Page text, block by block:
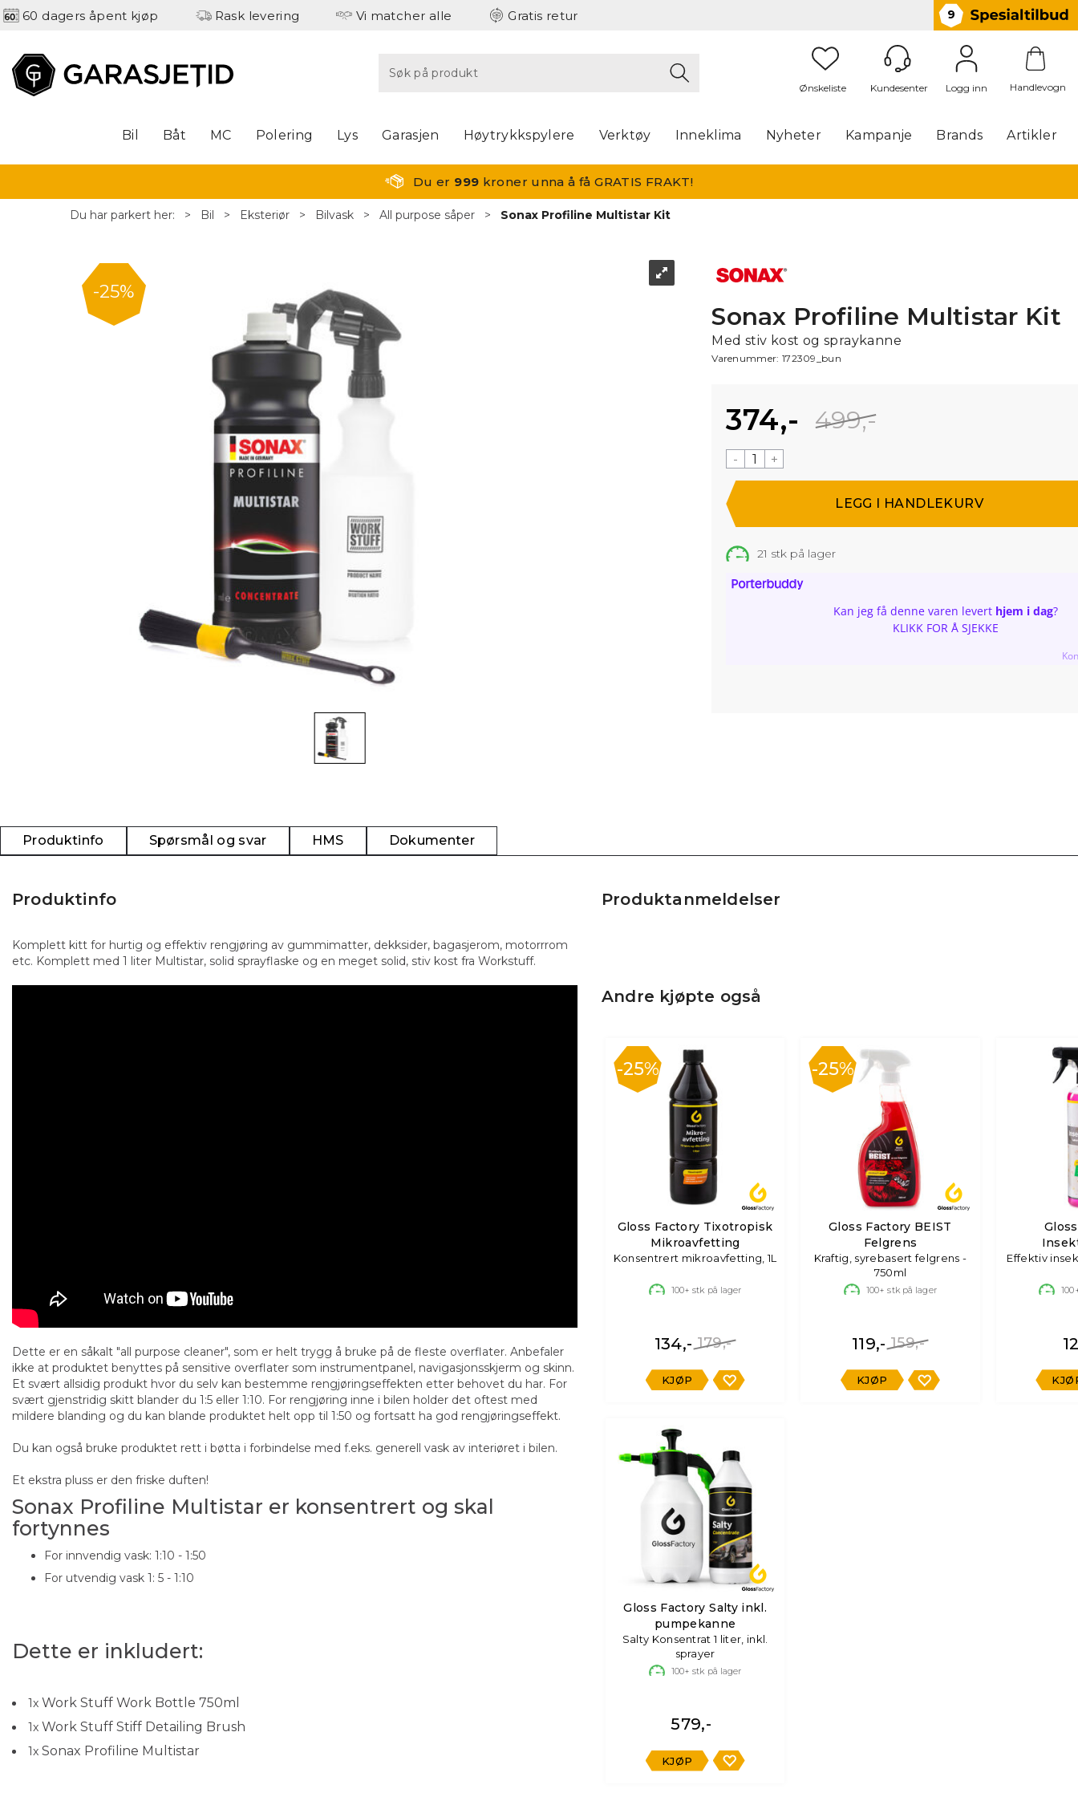
9
60 dagers åpent kjøp Rask levering Vi matcher alle Gratis retur
Logg inn Handlevogn
Bil Båt MC Polering Lys Garasjen Høytrykkspylere Verktøy Inneklima Nyheter Kampanje Brands Artikler
Du er 999 kroner unna å få GRATIS FRAKT!
Du har parkert her: > Bil > Eksteriør > Bilvask > All purpose såper > Sonax Profiline Multistar Kit
25%
Sonax Profiline Multistar Kit
Med stiv kost og spraykanne
Varenummer: 172309_bun
374,- 499,-
- +
21 stk på lager
Kan jeg få denne varen levert hjem i dag?
KLIKK FOR Å SJEKKE
Produktinfo Spørsmål og svar HMS Dokumenter
Produktanmeldelser
Andre kjøpte også
25%
Gloss Factory Tixotropisk
Mikroavfetting
Konsentrert mikroavfetting, 1L
100+ stk på lager
179,-
134,-
KJØP
25%
Gloss Factory BEIST
Felgrens
Kraftig, syrebasert felgrens -
750ml
100+ stk på lager
159,-
119,-
KJØP
Effektiv
Gloss Factory Salty inkl.
pumpekanne
Salty Konsentrat 1 liter, inkl.
sprayer
100+ stk på lager
579,-
KJØP
Produktinfo
Komplett kitt for hurtig og effektiv rengjøring av gummimatter, dekksider, bagasjerom, motorrrom
etc. Komplett med 1 liter Multistar, solid sprayflaske og en meget solid, stiv kost fra Workstuff.
Dette er en såkalt "all purpose cleaner", som er helt trygg å bruke på de fleste overflater. Anbefaler
ikke at produktet benyttes på sensitive overflater som instrumentpanel, navigasjonsskjerm og skinn.
Et svært allsidig produkt hvor du selv kan bestemme rengjøringseffekten etter behovet du har. For
svært gjenstridig skitt blander du 1:5 eller 1:10. For rengjøring inne i bilen holder det oftest med
mildere blanding og du kan blande produktet helt opp til 1:50 og fortsatt ha god rengjøringseffekt.
Du kan også bruke produktet rett i bøtta i forbindelse med f.eks. generell vask av interiøret i bilen.
Et ekstra pluss er den friske duften!
Sonax Profiline Multistar er konsentrert og skal
fortynnes
For innvendig vask: 1:10 - 1:50
For utvendig vask 1: 5 - 1:10
Dette er inkludert:
1x Work Stuff Work Bottle 750ml
1x Work Stuff Stiff Detailing Brush
1x Sonax Profiline Multistar